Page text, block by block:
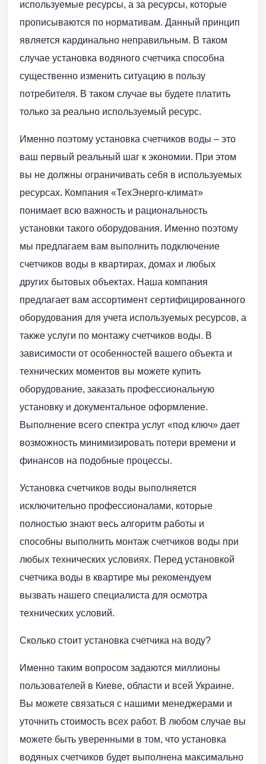
используемые ресурсы, а за ресурсы, которые
прописываются по нормативам. Данный принцип
является кардинально неправильным. В таком
случае установка водяного счетчика способна
существенно изменить ситуацию в пользу
потребителя. В таком случае вы будете платить
только за реально используемый ресурс.
Именно поэтому установка счетчиков воды – это
ваш первый реальный шаг к экономии. При этом
вы не должны ограничивать себя в используемых
ресурсах. Компания «ТехЭнерго-климат»
понимает всю важность и рациональность
установки такого оборудования. Именно поэтому
мы предлагаем вам выполнить подключение
счетчиков воды в квартирах, домах и любых
других бытовых объектах. Наша компания
предлагает вам ассортимент сертифицированного
оборудования для учета используемых ресурсов, а
также услуги по монтажу счетчиков воды. В
зависимости от особенностей вашего объекта и
технических моментов вы можете купить
оборудование, заказать профессиональную
установку и документальное оформление.
Выполнение всего спектра услуг «под ключ» дает
возможность минимизировать потери времени и
финансов на подобные процессы.
Установка счетчиков воды выполняется
исключительно профессионалами, которые
полностью знают весь алгоритм работы и
способны выполнить монтаж счетчиков воды при
любых технических условиях. Перед установкой
счетчика воды в квартире мы рекомендуем
вызвать нашего специалиста для осмотра
технических условий.
Сколько стоит установка счетчика на воду?
Именно таким вопросом задаются миллионы
пользователей в Киеве, области и всей Украине.
Вы можете связаться с нашими менеджерами и
уточнить стоимость всех работ. В любом случае вы
можете быть уверенными в том, что установка
водяных счетчиков будет выполнена максимально